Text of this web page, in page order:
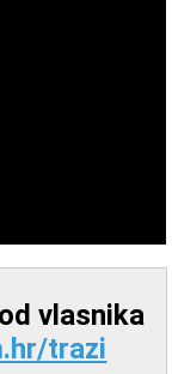
vlasnika
trazi